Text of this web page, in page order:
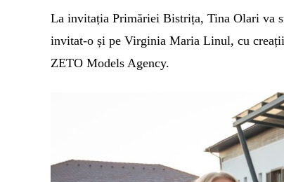
La invitația Primăriei Bistrița, Tina Olari va
invitat-o și pe Virginia Maria Linul, cu
ZETO Models Agency.